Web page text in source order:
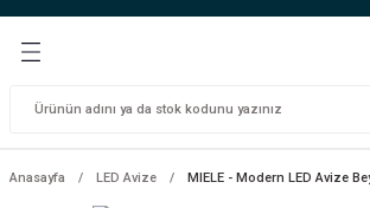
Anasayfa LED Avize MIELE - Modern LED Avize